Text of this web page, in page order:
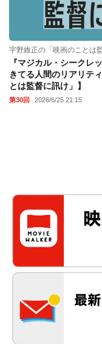
宇野維正の「映画のことは
『マジカル・シークレ
きてる人間のリアリテ
とは監督に訊け」】
第30回 2026/6/25 21:15